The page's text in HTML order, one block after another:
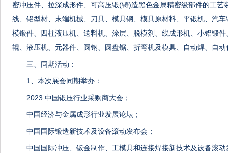
密冲压件、拉深成形件、可高压锻(铸)造黑色金属精密级部件的工艺
线、铝型材、末端机械、刀具、模具钢、模具原材料、平锻机、汽
模锻件、四柱液压机、送料机、涂层、脱模剂、线成形机、小铝锻
辊、液压机、元器件、圆钢、圆盘锯、折弯机及模具、自动焊、自
三、同期活动：
1、本次展会同期举办：
2023 中国锻压行业采购商大会；
中国经济与金属成形行业发展论坛；
中国国际锻造新技术及设备滚动发布会；
中国国际冲压、钣金制作、工模具和连接焊接新技术及设备滚动